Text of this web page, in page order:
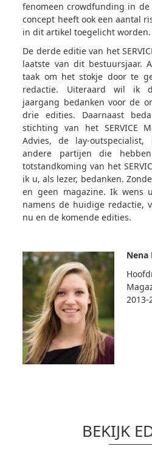
fenomeen crowdfunding in de
concept heeft ook een aantal
in dit artikel toegelicht worden.
De derde editie van het
laatste van dit bestuursjaar.
taak om het stokje door te
redactie. Uiteraard wil ik
jaargang bedanken voor de
drie edities. Daarnaast
stichting van het SERVICE
Advies, de lay-
andere partijen die
totstandkoming van het
ik u, als lezer, bedanken.
en geen magazine. Ik wens
namens de huidige redactie,
nu en de komende edities.
Nena
2013-
BEKIJK